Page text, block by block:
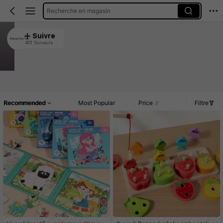
Recherche en magasin
Zhejiang Taoxi Toys
4.93
Suivre
401 Suiveurs
Recommended Most Popular Price Filtre